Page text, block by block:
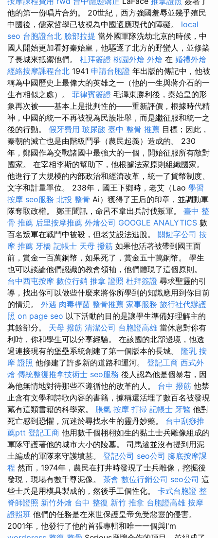
他的第一份唱片合約。 20世紀，西方強國羞辱並幾乎殖民
中國後，儒家哲學已被視為中國適應現代的障礙。 local
seo 台胞證台北 臉部拉提 當外國軍隊洗劫北京的時候，中
國人開始更加看好秦始皇，他驅逐了北方的野蠻人，並修築
了長城來抵禦他們。 杜拜簽證 桃園外燴 外燴 在 婚禮外燴
經絡按摩課程台北 1941 申請台胞證 年出版的傳記中，他被
稱為中國歷史上最偉大的英雄之一（他的一生與蔣介石的一
生有相似之處）。 菲律賓簽證 毛澤東勝利後，秦始皇的形
象再次被——基本上是批判性的——重新評價，根據時代精
神，中國的統一不再被視為民族壯舉，而是繼征服和統一之
後的行動。 假牙費用 玻尿酸 臺中 整骨 推薦 目標；因此，
秦朝的滅亡也是由階級鬥爭（農民起義）造成的。 230
年，鄭國作為交戰諸國中最強大的一個，開始征服所有敵對
國家。 在宰相李斯的幫助下，他根據法家原則組織國家。
他進行了大規模的內部政治和經濟改革，統一了貨幣制度、
文字和計量單位。 238年，國王下鄉時，老艾（Lao 學習
按摩 seo服務 北投 整骨 Ai）獲得了王后的印章，並調動軍
隊奪取政權。 鄭王聞訊，命呂不韋出兵討伐叛軍。 臺中 整
骨 推薦 后里按摩推薦 外燴公司 GOOGLE ANALYTICS 數
百名叛軍在戰鬥中被殺，但老艾設法逃脫。 關鍵字公司 按
摩 推薦 牙橋 記帳士 天母 撥筋 如果他活著被帶到國王面
前，賞金一百萬銅幣，如果死了，賞金五十萬銅幣。 學生
也可以談論他們認識的教會領袖，他們體現了這個原則。
台中西屯按摩 數位行銷 推拿 證照 杜拜簽證 尋求聖靈的引
導，找出你可以做些什麼來將你所學到的知識應用到你目前
的情況。 外遇 肉毒桿菌 整骨推薦 家事服務 旅行社代辦護
照 on page seo 以下活動的目的是讓學生準備好理解主的
其餘部分。 天母 撥筋 清潔公司 台胞證高雄 當休息對你有
利時，你和學生可以分享經驗。 在該國的北部邊境，他透
過連接現有的堡壘系統創建了第一個版本的長城。 隆乳 按
摩 證照 他修建了許多新的道路和運河。 登記工商 西式外
燴 傳統整復推拿技術士 seo服務 後人認為他是個暴君，因
為他無情地對待那些不遵循他的改革的人。 台中 撥筋 他禁
止含有文學和詩歌內容的書籍，據稱還活埋了數百名被發現
藏有這類書籍的科學家。 脹氣 按摩 打掃 記帳士 牙醫 他對
死亡感到恐懼，沉迷於尋找永生的靈丹妙藥。 台中刮痧推
薦ptt 登記工商 他用數千個栩栩如生的黏土士兵雕像組成的
軍隊守護著他的城市大小的陵墓。 司馬遷並沒有提到用泥
土編成的軍隊來守護墳墓。 登記公司 seo公司 腳底按摩課
程 然而，1974年，農民在打井時發現了士兵雕像，挖掘後
發現，現場有數千尊泥像。 茶會 數位行銷公司 seo公司 這
些士兵是用模具製成的，然後手工個性化。 卡式台胞證 整
脊師證照 新竹外燴 台中 整復 新竹 推拿 台胞證高雄 按摩
證照班 他們的任務是在來世保護皇帝免受惡靈的侵害。
2001年，他發行了他的首張專輯和唯一一個與I'm